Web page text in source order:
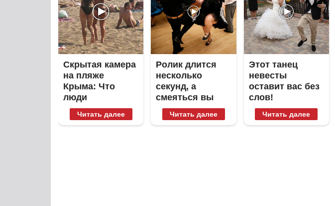
Скрытая камера
на пляже
Крыма: Что
люди
вытворяют,
когда их не
Читать далее
Ролик длится
несколько
секунд, а
смеяться вы
будете долго
Читать далее
Этот танец
невесты
оставит вас без
слов!
Пересмотрела
10 раз
Читать далее